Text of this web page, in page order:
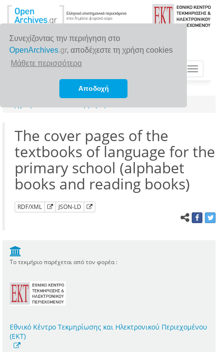
Συνεχίζοντας την περιήγηση στο
OpenArchives.gr, αποδέχεστε τη χρήση cookies
Μάθετε περισσότερα
Αποδοχή
Toggle
The cover pages of the
textbooks of language for the
primary school (alphabet
books and reading books)
RDF/XML JSON-LD
Το τεκμήριο παρέχεται από τον φορέα :
Εθνικό Κέντρο Τεκμηρίωσης και Ηλεκτρονικού Περιεχομένου
(ΕΚΤ)